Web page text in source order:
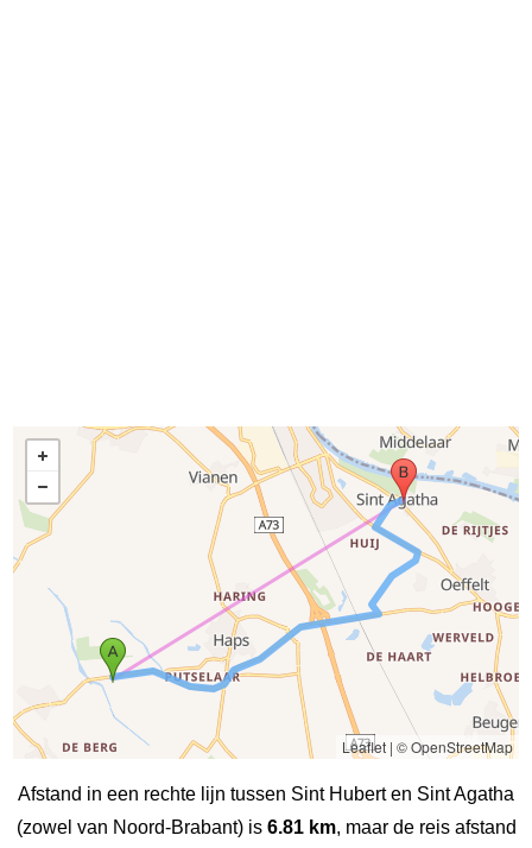
Leaflet| © OpenStreetMap
Afstand in een rechte lijn tussen Sint Hubert en Sint Agatha
(zowel van Noord-Brabant) is 6.81 km, maar de reis afstand